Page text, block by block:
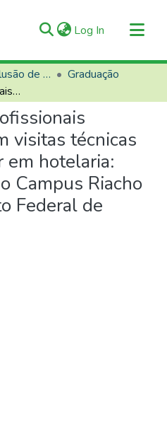
Log In (current)
Trabalhos de Conclusão de Curso (TCCs)
Graduação
Competências profissionais desenvolvidas em visitas técnicas no curso superior em hotelaria: estudo de caso no Campus Riacho Fundo do Instituto Federal de Brasília
visitas técnicas
em hotelaria:
Campus Riacho
Federal de